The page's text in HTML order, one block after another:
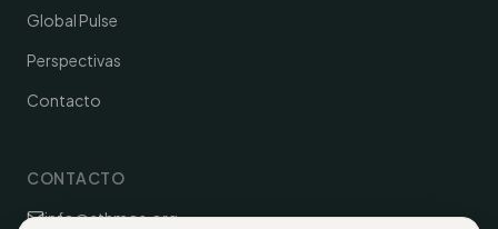
Global Pulse
Perspectivas
Contacto
CONTACTO
info@athmos.org